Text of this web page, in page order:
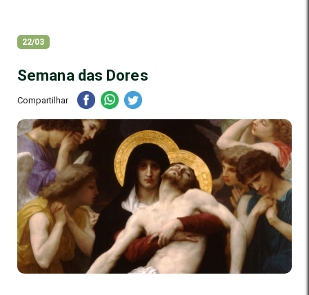
22/03
Semana das Dores
Compartilhar